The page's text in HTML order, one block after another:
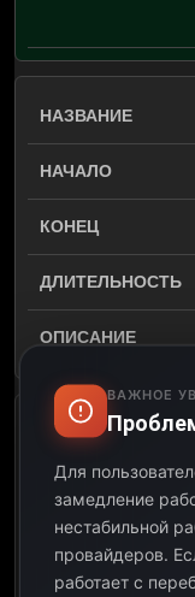
ВАЖНОЕ
Для
замедление
нестабильной
провайдеров.
работает с